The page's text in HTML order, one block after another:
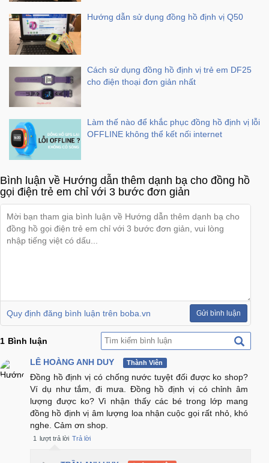
Hướng dẫn sử dụng đồng hồ định vị Q50
Cách sử dụng đồng hồ định vị trẻ em DF25
cho điện thoại đơn giản nhất
Làm thế nào để khắc phục đồng hồ định vị lỗi
OFFLINE không thể kết nối internet
Bình luận về Hướng dẫn thêm dạnh bạ cho đồng hồ
gọi điện trẻ em chỉ với 3 bước đơn giản
Quy định đăng bình luận trên boba.vn Gửi bình luận
1 Bình luận
LÊ HOÀNG ANH DUY Thành Viên
Đồng hồ định vị có chống nước tuyệt đối được ko shop?
Ví dụ như tắm, đi mưa. Đồng hồ định vị có chỉnh âm
lượng được ko? Vì nhận thấy các bé trong lớp mang
đồng hồ định vị âm lượng loa nhận cuộc gọi rất nhỏ, khó
nghe. Cảm ơn shop.
1 lượt trả lời Trả lời